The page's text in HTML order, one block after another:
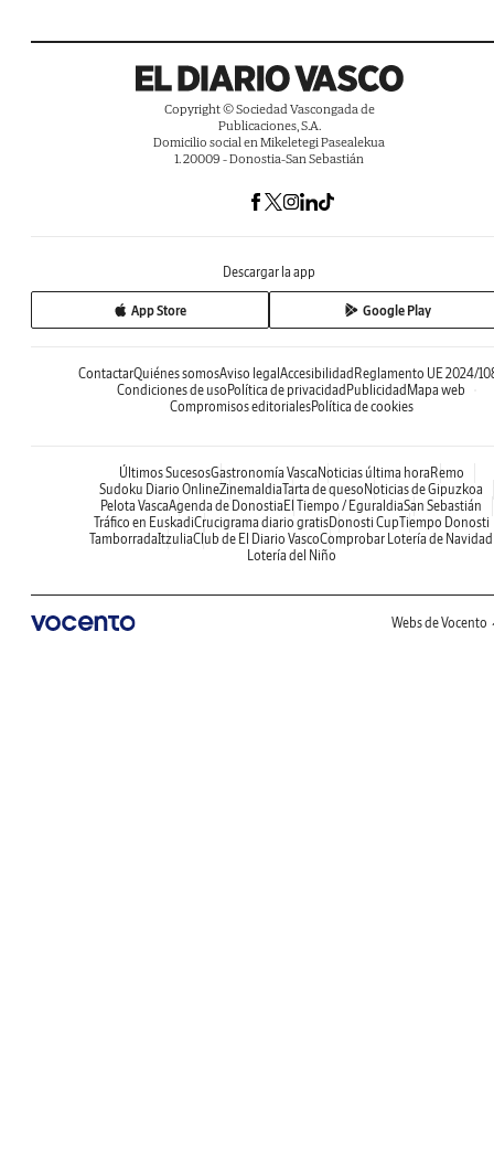
Copyright © Sociedad Vascongada de
Publicaciones, S.A.
Domicilio social en Mikeletegi Pasealekua
1. 20009 - Donostia-San Sebastián
Descargar la app
App Store Google Play
ContactarQuiénes somosAviso legal Accesibilidad Reglamento UE 2024/
Condiciones de uso Política de privacidad Publicidad Mapa web
Compromisos editorialesPolítica de cookies
Últimos SucesosGastronomía Vasca Noticias última hora Remo
Sudoku Diario OnlineZinemaldiaTarta de queso Noticias de Gipuzkoa
Pelota VascaAgenda de Donostia El Tiempo / EguraldiaSan Sebastián
Tráfico en EuskadiCrucigrama diario gratisDonosti CupTiempo Donosti
TamborradaItzuliaClub de El Diario VascoComprobar Lotería de Navidad
Lotería del Niño
Webs de Vocento